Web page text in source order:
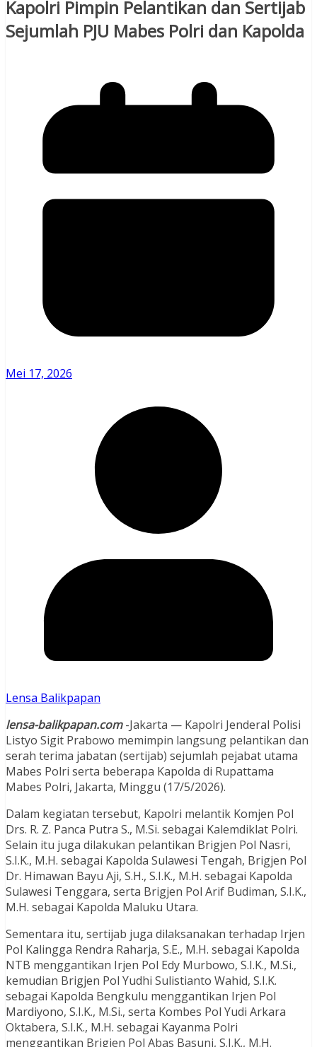
Kapolri Pimpin Pelantikan dan Sertijab
Sejumlah PJU Mabes Polri dan Kapolda
Mei 17, 2026
Lensa Balikpapan
lensa-balikpapan.com-Jakarta — Kapolri Jenderal Polisi
Listyo Sigit Prabowo memimpin langsung pelantikan dan
serah terima jabatan (sertijab) sejumlah pejabat utama
Mabes Polri serta beberapa Kapolda di Rupattama
Mabes Polri, Jakarta, Minggu (17/5/2026).
Dalam kegiatan tersebut, Kapolri melantik Komjen Pol
Drs. R. Z. Panca Putra S., M.Si. sebagai Kalemdiklat Polri.
Selain itu juga dilakukan pelantikan Brigjen Pol Nasri,
S.I.K., M.H. sebagai Kapolda Sulawesi Tengah, Brigjen Pol
Dr. Himawan Bayu Aji, S.H., S.I.K., M.H. sebagai Kapolda
Sulawesi Tenggara, serta Brigjen Pol Arif Budiman, S.I.K.,
M.H. sebagai Kapolda Maluku Utara.
Sementara itu, sertijab juga dilaksanakan terhadap Irjen
Pol Kalingga Rendra Raharja, S.E., M.H. sebagai Kapolda
NTB menggantikan Irjen Pol Edy Murbowo, S.I.K., M.Si.,
kemudian Brigjen Pol Yudhi Sulistianto Wahid, S.I.K.
sebagai Kapolda Bengkulu menggantikan Irjen Pol
Mardiyono, S.I.K., M.Si., serta Kombes Pol Yudi Arkara
Oktabera, S.I.K., M.H. sebagai Kayanma Polri
menggantikan Brigjen Pol Abas Basuni, S.I.K., M.H.